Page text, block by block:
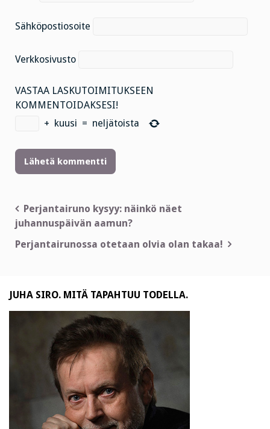
Sähköpostiosoite
Verkkosivusto
VASTAA LASKUTOIMITUKSEEN
KOMMENTOIDAKSESI!
+ kuusi = neljätoista
Artikkelien
selaus
Perjantairuno kysyy: näinkö näet
juhannuspäivän aamun?
Perjantairunossa otetaan olvia olan takaa!
JUHA SIRO. MITÄ TAPAHTUU TODELLA.